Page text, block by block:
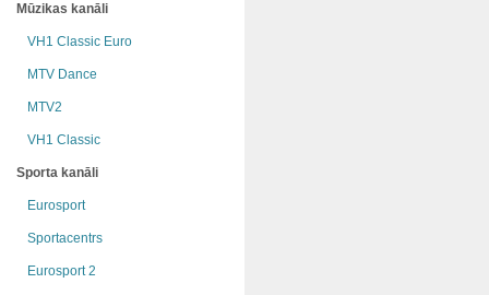
Mūzikas kanāli
VH1 Classic Euro
MTV Dance
MTV2
VH1 Classic
Sporta kanāli
Eurosport
Sportacentrs
Eurosport 2